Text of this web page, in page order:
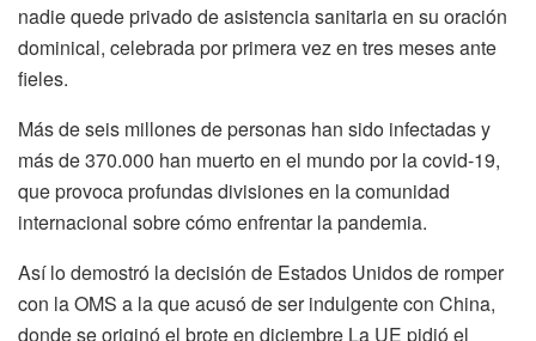
nadie quede privado de asistencia sanitaria en su oración
dominical, celebrada por primera vez en tres meses ante
fieles.
Más de seis millones de personas han sido infectadas y
más de 370.000 han muerto en el mundo por la covid-19,
que provoca profundas divisiones en la comunidad
internacional sobre cómo enfrentar la pandemia.
Así lo demostró la decisión de Estados Unidos de romper
con la OMS a la que acusó de ser indulgente con China,
donde se originó el brote en diciembre La UE pidió el